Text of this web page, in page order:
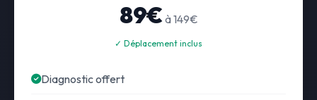
89€ à 149€
✓ Déplacement inclus
Diagnostic offert